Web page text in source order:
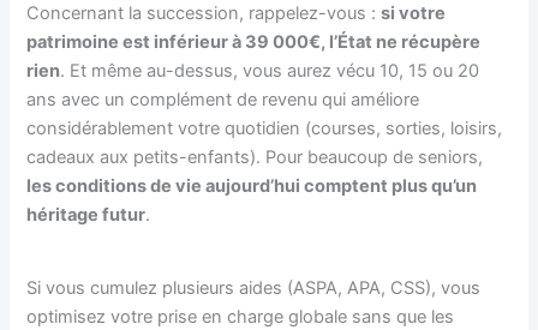
Concernant la succession, rappelez-vous :si votre
patrimoine est inférieur à 39 000€, l’État ne récupère
rien. Et même au-dessus, vous aurez vécu 10, 15 ou 20
ans avec un complément de revenu qui améliore
considérablement votre quotidien (courses, sorties, loisirs,
cadeaux aux petits-enfants). Pour beaucoup de seniors,
les conditions de vie aujourd’hui comptent plus qu’un
héritage futur.
Si vous cumulez plusieurs aides (ASPA, APA, CSS), vous
optimisez votre prise en charge globale sans que les